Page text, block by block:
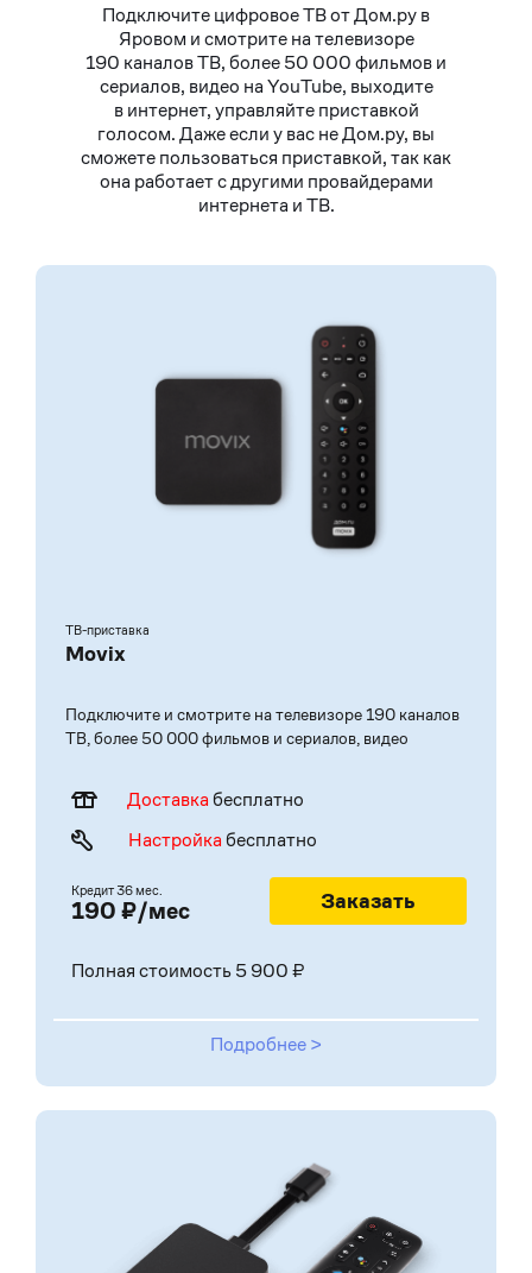
Подключите цифровое ТВ от Дом.ру в
Яровом и смотрите на телевизоре
190 каналов ТВ, более 50 000 фильмов и
сериалов, видео на YouTube, выходите
в интернет, управляйте приставкой
голосом. Даже если у вас не Дом.ру, вы
сможете пользоваться приставкой, так как
она работает с другими провайдерами
интернета и ТВ.
ТВ-приставка
Movix
Подключите и смотрите на телевизоре 190 каналов
ТВ, более 50 000 фильмов и сериалов, видео
Доставкабесплатно
Настройкабесплатно
Кредит 36 мес.
190 ₽/мес Заказать
Полная стоимость 5 900 ₽
Подробнее >